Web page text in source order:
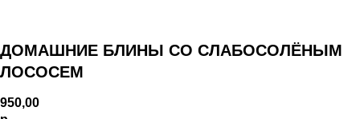
ДОМАШНИЕ БЛИНЫ СО СЛАБОСОЛЁНЫМ
ЛОСОСЕМ
950,00